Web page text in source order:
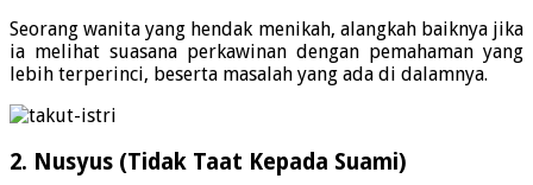
Seorang wanita yang hendak menikah, alangkah baiknya jika
ia melihat suasana perkawinan dengan pemahaman yang
lebih terperinci, beserta masalah yang ada di dalamnya.
2. Nusyus (Tidak Taat Kepada Suami)